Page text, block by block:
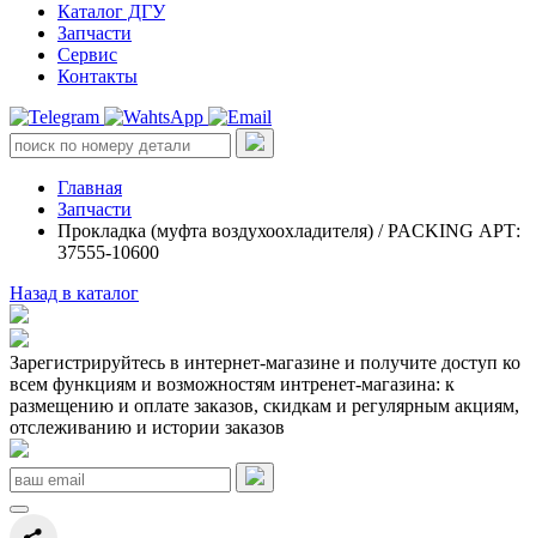
Каталог ДГУ
Запчасти
Сервис
Контакты
Главная
Запчасти
Прокладка (муфта воздухоохладителя) / PACKING АРТ:
37555-10600
Назад в каталог
Зарегистрируйтесь в интернет-магазине и получите доступ ко
всем функциям и возможностям интренет-магазина: к
размещению и оплате заказов, скидкам и регулярным акциям,
отслеживанию и истории заказов